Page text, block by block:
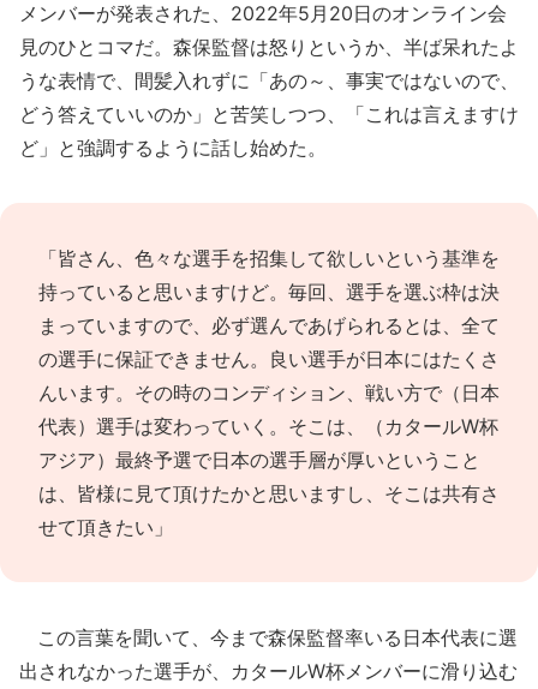
メンバーが発表された、2022年5月20日のオンライン会
見のひとコマだ。森保監督は怒りというか、半ば呆れたよ
うな表情で、間髪入れずに「あの～、事実ではないので、
どう答えていいのか」と苦笑しつつ、「これは言えますけ
ど」と強調するように話し始めた。
「皆さん、色々な選手を招集して欲しいという基準を
持っていると思いますけど。毎回、選手を選ぶ枠は決
まっていますので、必ず選んであげられるとは、全て
の選手に保証できません。良い選手が日本にはたくさ
んいます。その時のコンディション、戦い方で（日本
代表）選手は変わっていく。そこは、（カタールW杯
アジア）最終予選で日本の選手層が厚いということ
は、皆様に見て頂けたかと思いますし、そこは共有さ
せて頂きたい」
この言葉を聞いて、今まで森保監督率いる日本代表に選
出されなかった選手が、カタールW杯メンバーに滑り込む